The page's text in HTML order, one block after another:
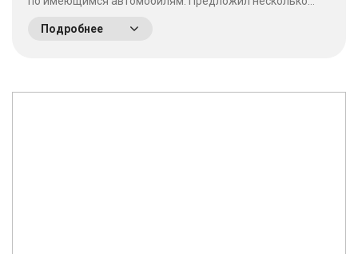
пожалели что приехали сюда! Качество работы на
Подробнее